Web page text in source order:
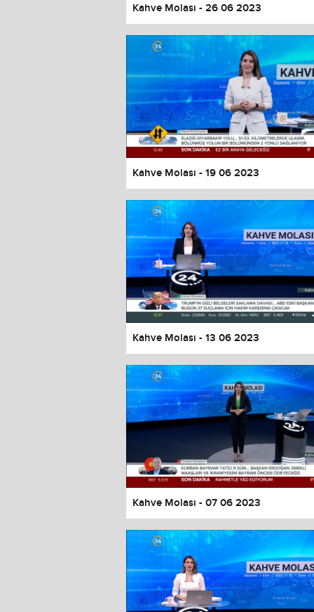
Kahve Molası - 26 06 2023
Kahve Molası - 19 06 2023
Kahve Molası - 13 06 2023
Kahve Molası - 07 06 2023